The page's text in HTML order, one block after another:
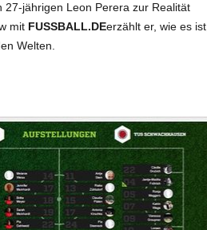
27-jährigen Leon Perera zur Realität
mit FUSSBALL.DEerzählt er, wie es ist,
Welten.